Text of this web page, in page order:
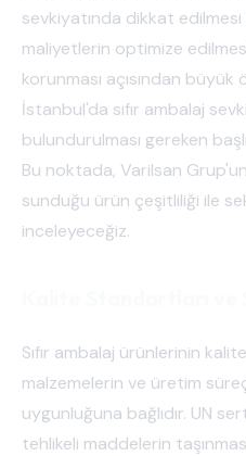
sevkiyatında dikkat
maliyetlerin optimize
korunması açısından büyük
İstanbul'da sıfır ambalaj
bulundurulması gereken
Bu noktada, Varilsan
sunduğu ürün çeşitliliği ile
inceleyeceğiz.
Sıfır ambalaj ürünlerinin
malzemelerin ve üretim
uygunluğuna bağlıdır. UN
tehlikeli maddelerin